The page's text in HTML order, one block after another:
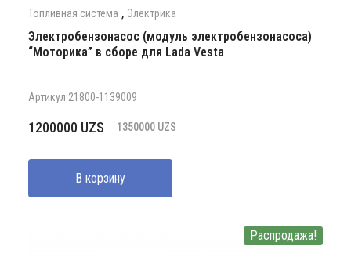
Топливная система , Электрика
Электробензонасос (модуль электробензонасоса)
“Моторика” в сборе для Lada Vesta
Артикул:21800-1139009
1350000UZS
Первоначальная
составляла
1350000 UZS.
1200000 UZS
Текущая
1200000 UZS.
В корзину
Распродажа!